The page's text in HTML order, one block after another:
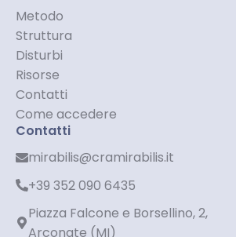
Metodo
Struttura
Disturbi
Risorse
Contatti
Come accedere
Contatti
mirabilis@cramirabilis.it
+39 352 090 6435
Piazza Falcone e Borsellino, 2,
Arconate (MI)